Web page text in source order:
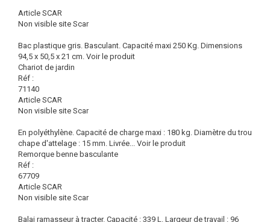
Article SCAR
Non visible site Scar
Bac plastique gris. Basculant. Capacité maxi 250 Kg. Dimensions
94,5 x 50,5 x 21 cm. Voir le produit
Chariot de jardin
Réf :
71140
Article SCAR
Non visible site Scar
En polyéthylène. Capacité de charge maxi : 180 kg. Diamètre du trou
chape d'attelage : 15 mm. Livrée... Voir le produit
Remorque benne basculante
Réf :
67709
Article SCAR
Non visible site Scar
Balai ramasseur à tracter. Capacité : 339 L. Largeur de travail : 96